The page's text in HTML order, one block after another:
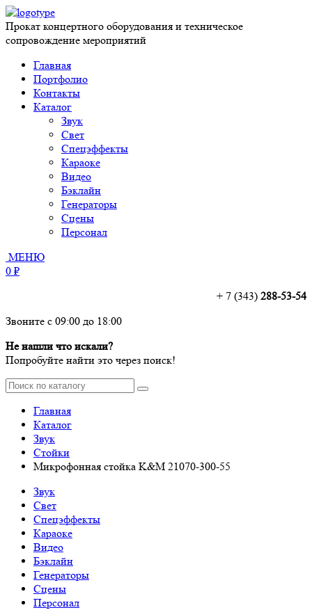
Прокат концертного оборудования и техническое
сопровождение мероприятий
Главная
Портфолио
Контакты
Каталог
Звук
Свет
Спецэффекты
Караоке
Видео
Бэклайн
Генераторы
Сцены
Персонал
МЕНЮ
0 ₽
+ 7 (343) 288-53-54
Звоните с 09:00 до 18:00
Не нашли что искали?
Попробуйте найти это через поиск!
Главная
Каталог
Звук
Стойки
Микрофонная стойка K&M 21070-300-55
Звук
Свет
Спецэффекты
Караоке
Видео
Бэклайн
Генераторы
Сцены
Персонал